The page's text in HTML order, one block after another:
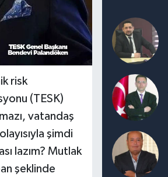
risk
(TESK)
vatandaş
şimdi
lazım? Mutlak
şeklinde